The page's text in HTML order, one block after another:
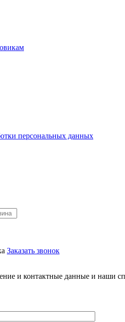
персональных данных
Заказать звонок
и контактные данные и наши